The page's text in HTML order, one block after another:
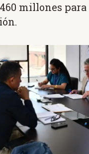
millones para